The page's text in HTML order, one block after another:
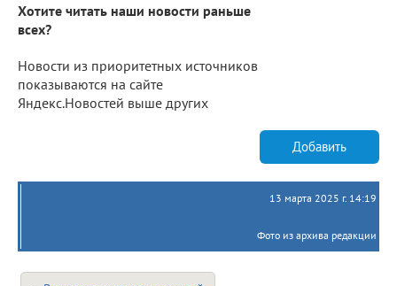
Хотите читать наши новости раньше
всех?
Новости из приоритетных источников
показываются на сайте
Яндекс.Новостей выше других
Добавить
13 марта 2025 г. 14:19
Фото из архива редакции